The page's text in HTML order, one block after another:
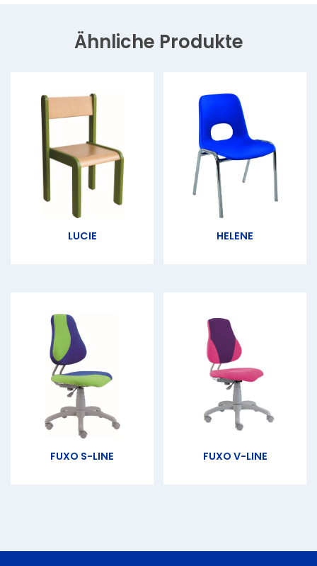
Parameter bestätigen.
die benötigten Zertifikate bei uns an.
Ähnliche Produkte
LUCIE HELENE
FUXO S-LINE FUXO V-LINE